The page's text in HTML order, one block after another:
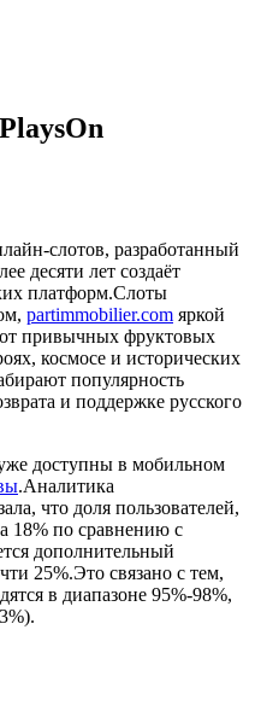
разработанный
десяти лет создаёт
платформ.Слоты
partimmobilier.com яркой
привычных фруктовых
космосе и исторических
популярность
и поддержке русского
доступны в мобильном
.Аналитика
что доля пользователей,
18% по сравнению с
дополнительный
25%.Это связано с тем,
в диапазоне 95%-98%,